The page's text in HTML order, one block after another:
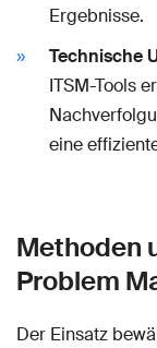
Ergebnisse.
Technische
ITSM-Tools
eine
Methoden
Problem
Der Einsatz